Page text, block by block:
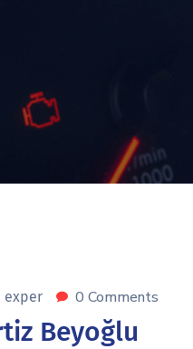
exper 0 Comments
Beyoğlu